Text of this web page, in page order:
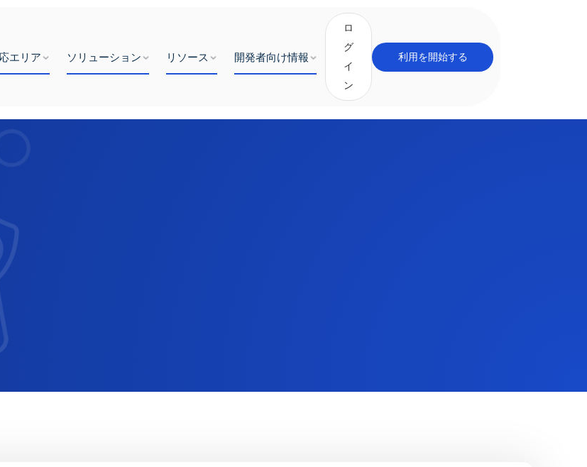
エリア ソリューション リソース 開発者向け情報
ロ
グ
イ
ン
利用を開始する